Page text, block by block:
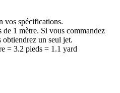
vos spécifications.
1 mètre. Si vous commandez
un seul jet.
= 3.2 pieds = 1.1 yard